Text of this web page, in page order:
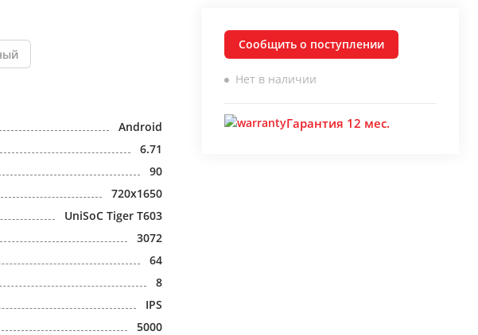
Android
6.71
90
720x1650
UniSoC Tiger T603
3072
64
8
IPS
5000
Сообщить о поступлении
Нет в наличии
Гарантия 12 мес.